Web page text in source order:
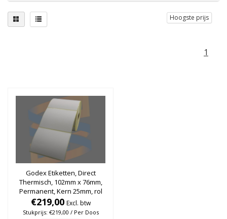
Hoogste prijs
1
Godex Etiketten, Direct
Thermisch, 102mm x 76mm,
Permanent, Kern 25mm, rol
à 930 stuks (Per doos)
€219,00 Excl. btw
Stukprijs: €219,00 / Per Doos